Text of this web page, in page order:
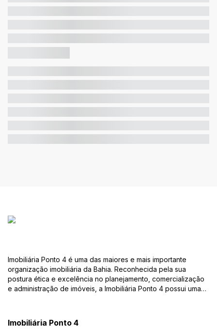
Imobiliária Ponto 4 é uma das maiores e mais importante
organização imobiliária da Bahia. Reconhecida pela sua
postura ética e excelência no planejamento, comercialização
e administração de imóveis, a Imobiliária Ponto 4 possui uma
que você procura, casas, apartamentos, terrenos, salas
comerciais e outros produtos imobiliários.
Imobiliária Ponto 4